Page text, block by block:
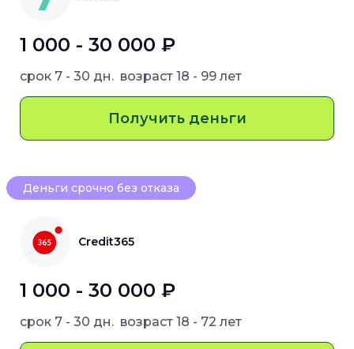
1 000 - 30 000 ₽
срок 7 - 30 дн. возраст 18 - 99 лет
Получить деньги
Деньги срочно без отказа
Credit365
1 000 - 30 000 ₽
срок 7 - 30 дн. возраст 18 - 72 лет